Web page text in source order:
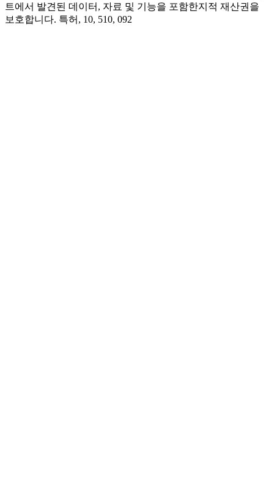
트에서 발견된 데이터, 자료 및 기능을 포함한지적 재산권을
보호합니다. 특허, 10, 510, 092